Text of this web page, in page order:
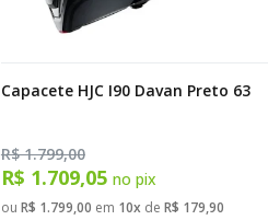
Capacete HJC I90 Davan Preto 63
R$ 1.799,00
R$ 1.709,05 no pix
ou R$ 1.799,00 em 10xde R$ 179,90